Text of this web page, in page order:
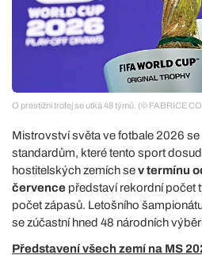
O prestižní trofej se utká 48 týmů. (© FABRICE
Mistrovství světa ve fotbale 2026
standardům, které tento sport
hostitelských zemích sev termínu
července představí rekordní počet
počet zápasů. Letošního
se zúčastní hned 48 národních
Představení všech zemí na MS